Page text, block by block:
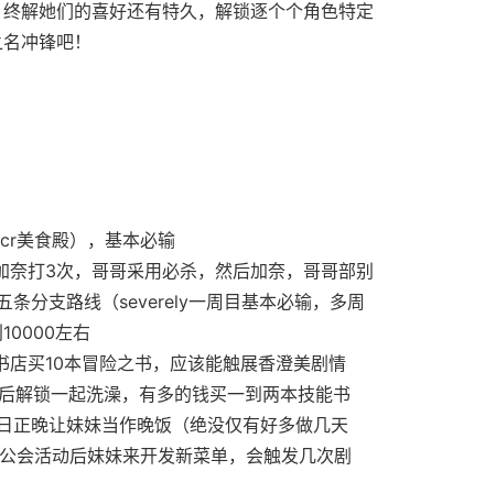
解她们的喜好还有特久，解锁逐个个角色特定
冲锋吧！
美食殿），基本必输
打3次，哥哥采用必杀，然后加奈，哥哥部别
条分支路线（severely一周目基本必输，多周
左右
买10本冒险之书，应该能触展香澄美剧情
解锁一起洗澡，有多的钱买一到两本技能书
晚让妹妹当作晚饭（绝没仅有好多做几天
会活动后妹妹来开发新菜单，会触发几次剧